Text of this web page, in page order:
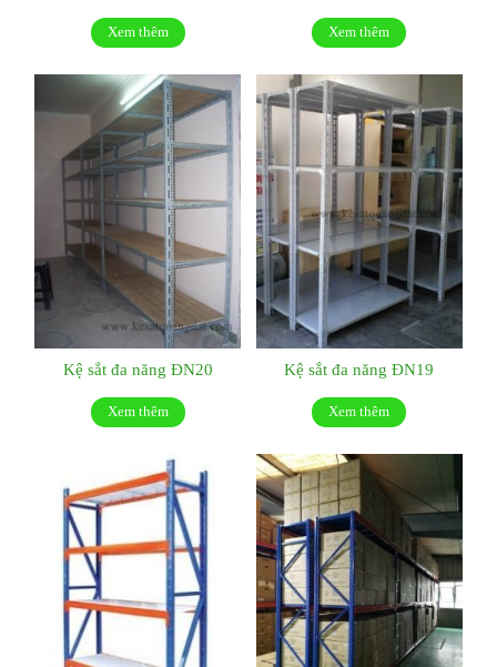
Xem thêm Xem thêm
Kệ sắt đa năng ĐN20
Xem thêm
Kệ sắt đa năng ĐN19
Xem thêm